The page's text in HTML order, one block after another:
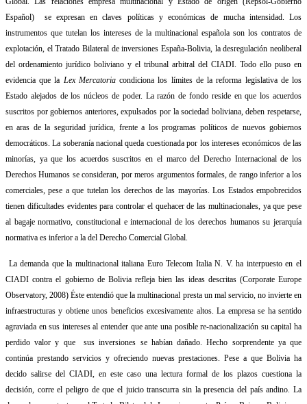
Español)
se expresan en claves políticas y económicas de mucha intensidad. Los
instrumentos que tutelan los intereses de la multinacional española son los contratos de
explotación, el Tratado Bilateral de inversiones España-Bolivia, la desregulación neoliberal
del ordenamiento jurídico boliviano y el tribunal arbitral del CIADI. Todo ello puso en
evidencia que la Lex Mercatoriacondiciona los límites de la reforma legislativa de los
Estado alejados de los núcleos de poder. La razón de fondo reside en que los acuerdos
suscritos por gobiernos anteriores, expulsados por la sociedad boliviana, deben respetarse,
en aras de la seguridad jurídica, frente a los programas políticos de nuevos gobiernos
democráticos. La soberanía nacional queda cuestionada por los intereses económicos de las
minorías, ya que los acuerdos suscritos en el marco del Derecho Internacional de los
Derechos Humanos se consideran, por meros argumentos formales, de rango inferior a los
comerciales, pese a que tutelan los derechos de las mayorías. Los Estados empobrecidos
tienen dificultades evidentes para controlar el quehacer de las multinacionales, ya que pese
al bagaje normativo, constitucional e internacional de los derechos humanos su jerarquía
normativa es inferior a la del Derecho Comercial Global.
La demanda que la multinacional italiana Euro Telecom Italia N. V. ha interpuesto en el
CIADI contra el gobierno de Bolivia refleja bien las ideas descritas (Corporate Europe
Observatory, 2008) Éste entendió que la multinacional presta un mal servicio, no invierte en
infraestructuras y obtiene unos beneficios excesivamente altos. La empresa se ha sentido
agraviada en sus intereses al entender que ante una posible re-nacionalización su capital ha
perdido valor y que
sus inversiones se habían dañado. Hecho sorprendente ya que
continúa prestando servicios y ofreciendo nuevas prestaciones. Pese a que Bolivia ha
decido salirse del CIADI, en este caso una lectura formal de los plazos cuestiona la
decisión, corre el peligro de que el juicio transcurra sin la presencia del país andino. La